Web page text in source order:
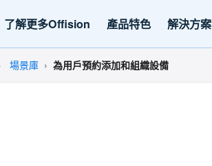
了解更多Offision 產品特色 解決方案
場景庫 為用戶預約添加和組織設備